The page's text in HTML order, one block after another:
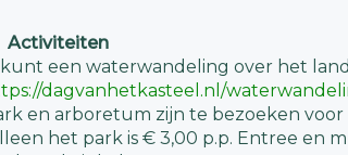
Activiteiten
een waterwandeling over het
dagvanhetkasteel.nl/
en arboretum zijn te bezoeken voor
het park is € 3,00 p.p. Entree en